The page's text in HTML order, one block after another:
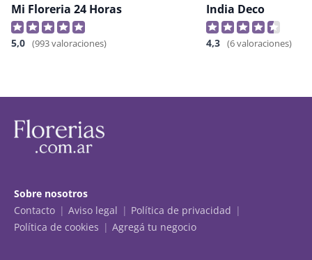
Mi Floreria 24 Horas
5,0 (993 valoraciones)
India Deco
4,3 (6 valoraciones)
Sobre nosotros
Contacto
Aviso legal
Política de privacidad
Política de cookies
Agregá tu negocio